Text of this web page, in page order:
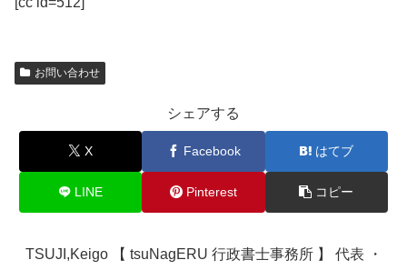
お問い合わせ
シェアする
X Facebook はてブ
LINE Pinterest コピー
TSUJI,Keigo 【 tsuNagERU 行政書士事務所 】 代表 ・